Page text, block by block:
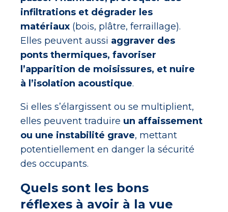
infiltrations et dégrader les
matériaux (bois, plâtre, ferraillage).
Elles peuvent aussi aggraver des
ponts thermiques, favoriser
l’apparition de moisissures, et nuire
à l’isolation acoustique.
Si elles s’élargissent ou se multiplient,
elles peuvent traduire un affaissement
ou une instabilité grave, mettant
potentiellement en danger la sécurité
des occupants.
Quels sont les bons
réflexes à avoir à la vue